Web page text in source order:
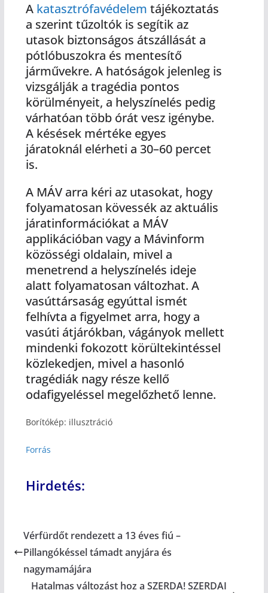
A katasztrófavédelem tájékoztatás
a szerint tűzoltók is segítik az
utasok biztonságos átszállását a
pótlóbuszokra és mentesítő
járművekre. A hatóságok jelenleg is
vizsgálják a tragédia pontos
körülményeit, a helyszínelés pedig
várhatóan több órát vesz igénybe.
A késések mértéke egyes
járatoknál elérheti a 30–60 percet
is.
A MÁV arra kéri az utasokat, hogy
folyamatosan kövessék az aktuális
járatinformációkat a MÁV
applikációban vagy a Mávinform
közösségi oldalain, mivel a
menetrend a helyszínelés ideje
alatt folyamatosan változhat. A
vasúttársaság egyúttal ismét
felhívta a figyelmet arra, hogy a
vasúti átjárókban, vágányok mellett
mindenki fokozott körültekintéssel
közlekedjen, mivel a hasonló
tragédiák nagy része kellő
odafigyeléssel megelőzhető lenne.
Borítókép: illusztráció
Forrás
Hirdetés:
Vérfürdőt rendezett a 13 éves fiú –
Pillangókéssel támadt anyjára és
nagymamájára
Hatalmas változást hoz a SZERDA! SZERDAI